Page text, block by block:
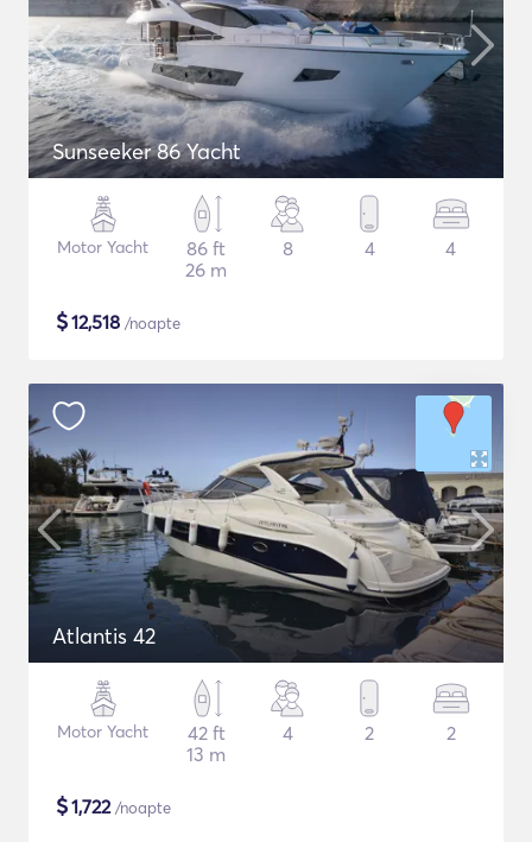
Sunseeker 86 Yacht
Motor Yacht
86 ft
26 m
8 4 4
$12,518 /noapte
Atlantis 42
Motor Yacht
42 ft
13 m
4 2 2
$1,722/noapte